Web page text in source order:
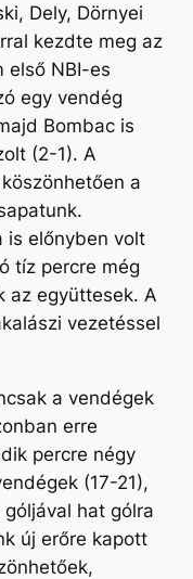
Dely, Dörnyei
kezdte meg az
első NBI-es
egy vendég
Bombac is
(2-1). A
a
is előnyben volt
tíz percre még
az együttesek. A
vezetéssel
a vendégek
erre
percre négy
(17-21),
hat gólra
új erőre kapott